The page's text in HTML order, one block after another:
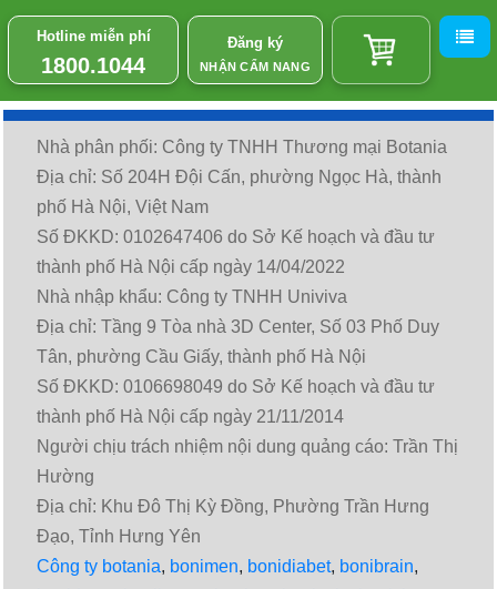
Hotline miễn phí
1800.1044
Đăng ký
NHẬN CẨM NANG
Nhà phân phối: Công ty TNHH Thương mại Botania
Địa chỉ: Số 204H Đội Cấn, phường Ngọc Hà, thành
phố Hà Nội, Việt Nam
Số ĐKKD: 0102647406 do Sở Kế hoạch và đầu tư
thành phố Hà Nội cấp ngày 14/04/2022
Nhà nhập khẩu: Công ty TNHH Univiva
Địa chỉ: Tầng 9 Tòa nhà 3D Center, Số 03 Phố Duy
Tân, phường Cầu Giấy, thành phố Hà Nội
Số ĐKKD: 0106698049 do Sở Kế hoạch và đầu tư
thành phố Hà Nội cấp ngày 21/11/2014
Người chịu trách nhiệm nội dung quảng cáo: Trần Thị
Hường
Địa chỉ: Khu Đô Thị Kỳ Đồng, Phường Trần Hưng
Đạo, Tỉnh Hưng Yên
Công ty botania, bonimen, bonidiabet, bonibrain,